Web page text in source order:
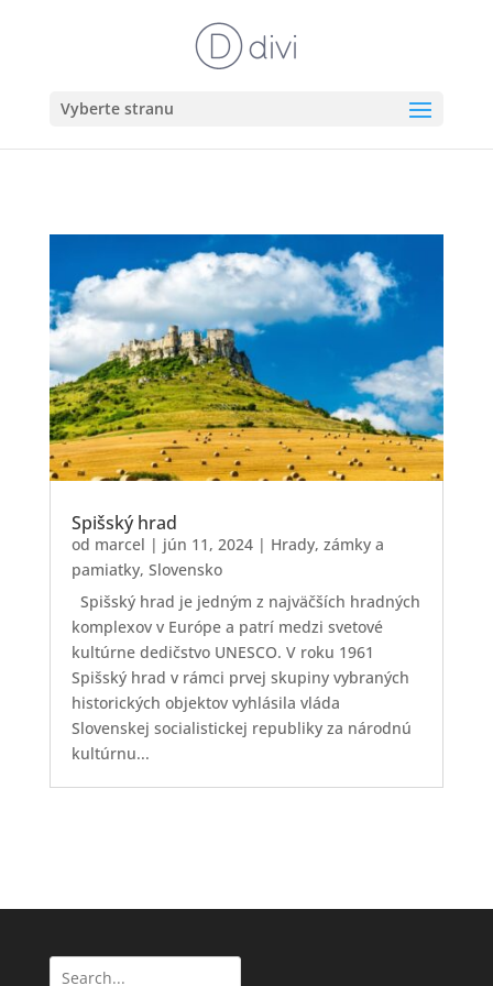
Vyberte stranu
Spišský hrad
od marcel | jún 11, 2024| Hrady, zámky a
pamiatky, Slovensko
Spišský hrad je jedným z najväčších hradných
komplexov v Európe a patrí medzi svetové
kultúrne dedičstvo UNESCO. V roku 1961
Spišský hrad v rámci prvej skupiny vybraných
historických objektov vyhlásila vláda
Slovenskej socialistickej republiky za národnú
kultúrnu...